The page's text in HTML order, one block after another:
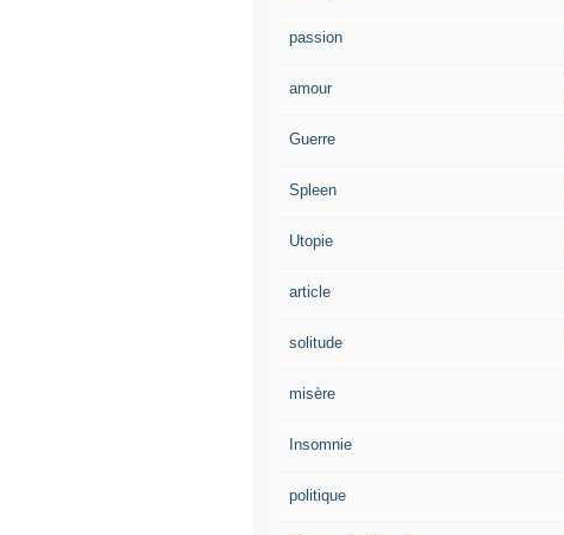
passion
amour
Guerre
Spleen
Utopie
article
solitude
misère
Insomnie
politique